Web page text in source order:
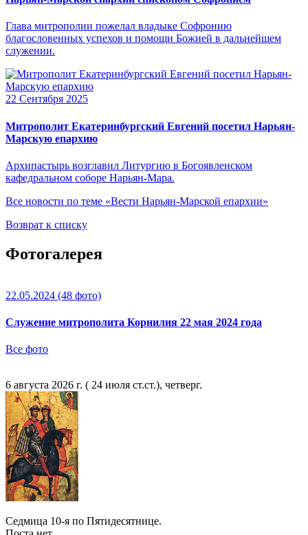
Глава митрополии пожелал владыке Софронию
благословенных успехов и помощи Божией в дальнейшем
служении.
22 Сентября 2025
Митрополит Екатеринбургский Евгений посетил Нарьян-
Марскую епархию
Архипастырь возглавил Литургию в Богоявленском
кафедральном соборе Нарьян-Мара.
Все новости по теме «Вести Нарьян-Марской епархии»
Возврат к списку
Фотогалерея
22.05.2024 (48 фото)
Служение митрополита Корнилия 22 мая 2024 года
Все фото
6 августа 2026 г. ( 24 июля ст.ст.), четверг.
Седмица 10-я по Пятидесятнице.